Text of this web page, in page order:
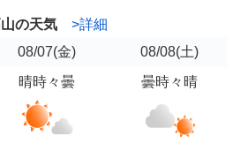
の天気
>詳細
08/07(金) 08/08(土)
晴時々曇 曇時々晴